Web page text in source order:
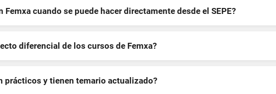
cuando se puede hacer directamente desde el SEPE?
diferencial de los cursos de Femxa?
prácticos y tienen temario actualizado?